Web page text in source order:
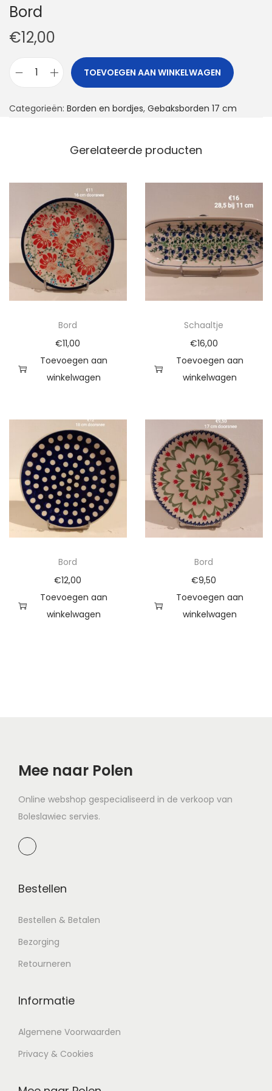
Bord
€12,00
r
n
a
l
TOEVOEGEN AAN WINKELWAGEN
Categorieën: Borden en bordjes, Gebaksborden 17 cm
Gerelateerde producten
Bord
€11,00
Toevoegen aan
winkelwagen
Schaaltje
€16,00
Toevoegen aan
winkelwagen
Bord
€12,00
Toevoegen aan
winkelwagen
Bord
€9,50
Toevoegen aan
winkelwagen
Mee naar Polen
Online webshop gespecialiseerd in de verkoop van
Boleslawiec servies.
Bestellen
Bestellen & Betalen
Bezorging
Retourneren
Informatie
Algemene Voorwaarden
Privacy & Cookies